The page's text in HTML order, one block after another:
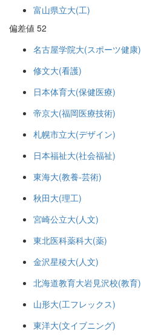
富山県立大(工)
偏差値 52
名古屋学院大(スポーツ健康)
修文大(看護)
日本体育大(保健医療)
帝京大(福岡医療技術)
札幌市立大(デザイン)
日本福祉大(社会福祉)
東海大(教養-芸術)
秋田大(理工)
宮崎公立大(人文)
東北医科薬科大(薬)
金沢星稜大(人文)
北海道教育大岩見沢校(教育)
山形大(工フレックス)
東洋大(文イブニング)